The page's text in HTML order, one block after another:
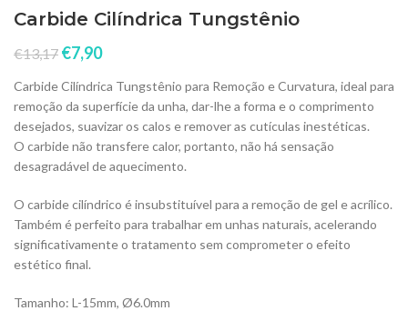
Carbide Cilíndrica Tungstênio
€13,17 €7,90
Carbide Cilíndrica Tungstênio para Remoção e Curvatura, ideal para
remoção da superfície da unha, dar-lhe a forma e o comprimento
desejados, suavizar os calos e remover as cutículas inestéticas.
O carbide não transfere calor, portanto, não há sensação
desagradável de aquecimento.
O carbide cilíndrico é insubstituível para a remoção de gel e acrílico.
Também é perfeito para trabalhar em unhas naturais, acelerando
significativamente o tratamento sem comprometer o efeito
estético final.
Tamanho: L-15mm, Ø6.0mm